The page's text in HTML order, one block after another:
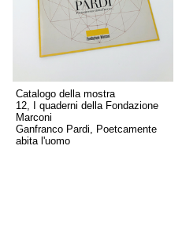
Catalogo della mostra
12, I quaderni della Fondazione
Marconi
Ganfranco Pardi, Poetcamente
abita l'uomo